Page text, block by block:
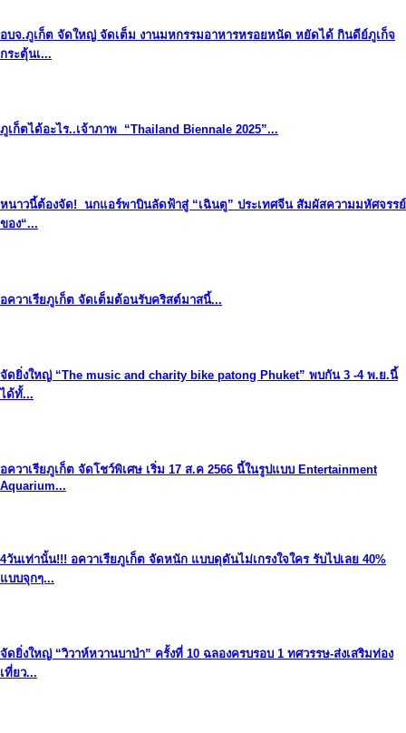
อบจ.ภูเก็ต จัดใหญ่ จัดเต็ม งานมหกรรมอาหารหรอยหนัด หยัดได้ กินดีย์ภูเก็จ
กระตุ้นเ...
ภูเก็ตได้อะไร..เจ้าภาพ “Thailand Biennale 2025”...
หนาวนี้ต้องจัด! นกแอร์พาบินลัดฟ้าสู่ “เฉินตู” ประเทศจีน สัมผัสความมหัศจรรย์
ของ“...
อควาเรียภูเก็ต จัดเต็มต้อนรับคริสต์มาสนี้...
จัดยิ่งใหญ่ “The music and charity bike patong Phuket” พบกัน 3 -4 พ.ย.นี้
ได้ทั้...
อควาเรียภูเก็ต จัดโชว์พิเศษ เริ่ม 17 ส.ค 2566 นี้ในรูปแบบ Entertainment
Aquarium...
4วันเท่านั้น!!! อควาเรียภูเก็ต จัดหนัก แบบดุดันไม่เกรงใจใคร รับไปเลย 40%
แบบจุกๆ...
จัดยิ่งใหญ่ “วิวาห์หวานบาบ๋า” ครั้งที่ 10 ฉลองครบรอบ 1 ทศวรรษ-ส่งเสริมท่อง
เที่ยว...